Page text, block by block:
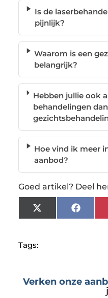
Is de
pijnlijk?
Waarom is een
belangrijk?
Hebben jullie ook
behandelingen dan
Hoe vind ik meer
aanbod?
Goed artikel? Deel
X
(Twitter)
Tags:
Verken onze